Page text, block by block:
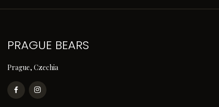
PRAGUE BEARS
Prague, Czechia